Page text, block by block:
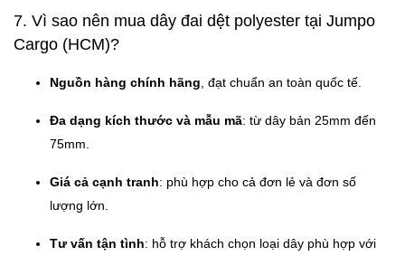
7. Vì sao nên mua dây đai dệt polyester tại Jumpo
Cargo (HCM)?
Nguồn hàng chính hãng, đạt chuẩn an toàn quốc tế.
Đa dạng kích thước và mẫu mã: từ dây bản 25mm đến
75mm.
Giá cả cạnh tranh: phù hợp cho cả đơn lẻ và đơn số
lượng lớn.
Tư vấn tận tình: hỗ trợ khách chọn loại dây phù hợp với